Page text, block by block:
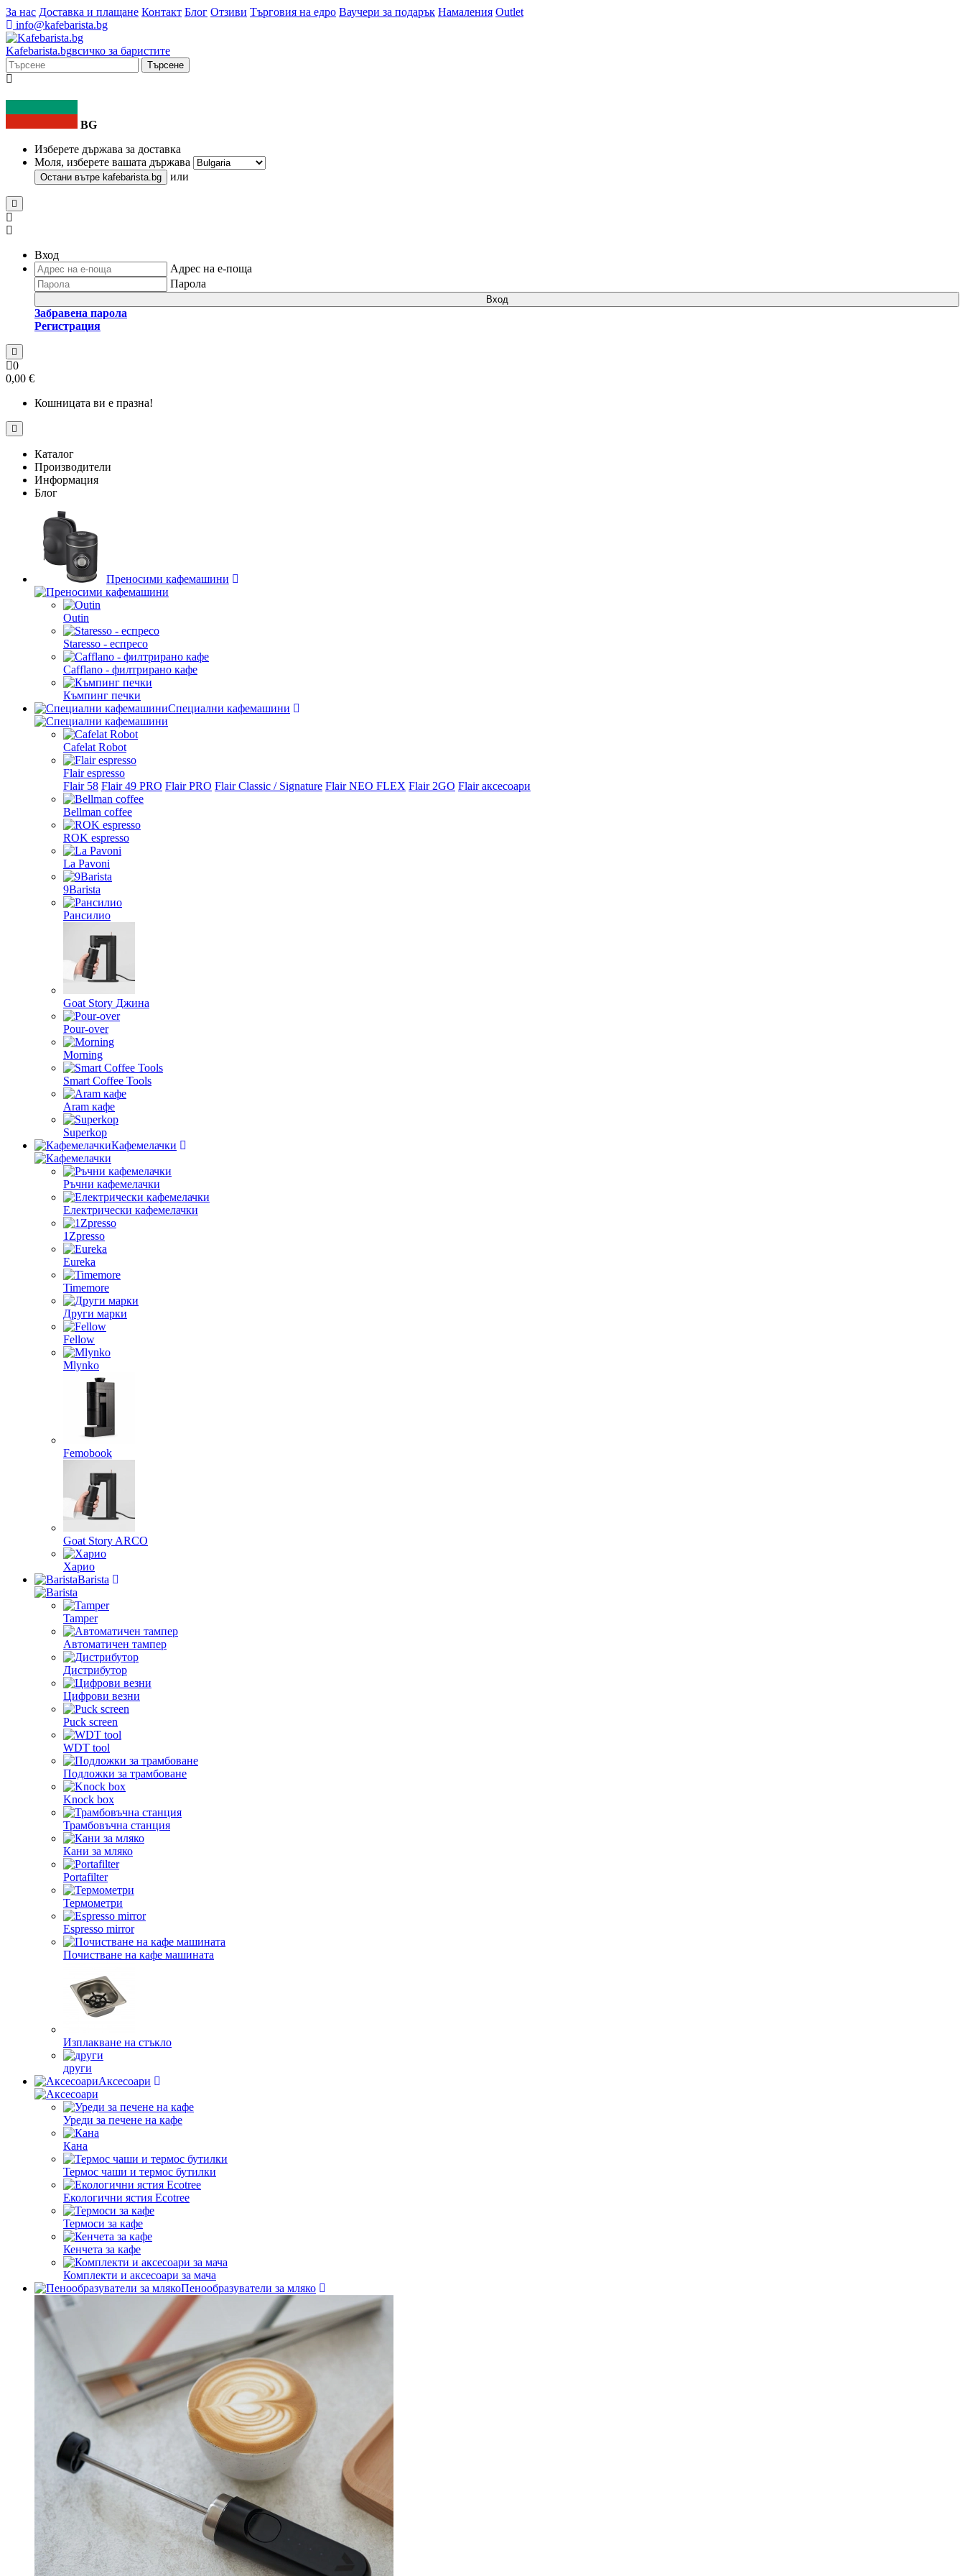
За нас Доставка и плащане Контакт Блог Отзиви Търговия на едро Ваучери за подарък Намаления Outlet
info@kafebarista.bg
Kafebarista.bgвсичко за баристите
Търсене
BG
Изберете държава за доставка
Моля, изберете вашата държава
Остани вътре kafebarista.bg или
Вход
Адрес на е-поща
Парола
Вход
Забравена парола
Регистрация
0
0,00 €
Кошницата ви е празна!
Каталог
Производители
Информация
Блог
Преносими кафемашини
Outin
Staresso - еспресо
Cafflano - филтрирано кафе
Къмпинг печки
Специални кафемашини
Cafelat Robot
Flair espresso
Flair 58 Flair 49 PRO Flair PRO Flair Classic / Signature Flair NEO FLEX Flair 2GO Flair аксесоари
Bellman coffee
ROK espresso
La Pavoni
9Barista
Рансилио
Goat Story Джина
Pour-over
Morning
Smart Coffee Tools
Aram кафе
Superkop
Кафемелачки
Ръчни кафемелачки
Електрически кафемелачки
1Zpresso
Eureka
Timemore
Други марки
Fellow
Mlynko
Femobook
Goat Story ARCO
Харио
Barista
Tamper
Автоматичен тампер
Дистрибутор
Цифрови везни
Puck screen
WDT tool
Подложки за трамбоване
Knock box
Трамбовъчна станция
Кани за мляко
Portafilter
Термометри
Espresso mirror
Почистване на кафе машината
Изплакване на стъкло
други
Аксесоари
Уреди за печене на кафе
Кана
Термос чаши и термос бутилки
Екологични ястия Ecotree
Термоси за кафе
Кенчета за кафе
Комплекти и аксесоари за мача
Пенообразуватели за мляко